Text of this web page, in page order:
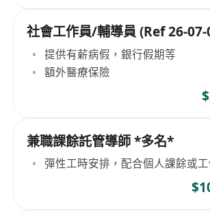
社會工作員/輔導員 (Ref 26-07-
提供有薪病假，銀行假期等
額外醫療保險
兼職課餘託管導師 *多名*
彈性工時安排，配合個人課餘或